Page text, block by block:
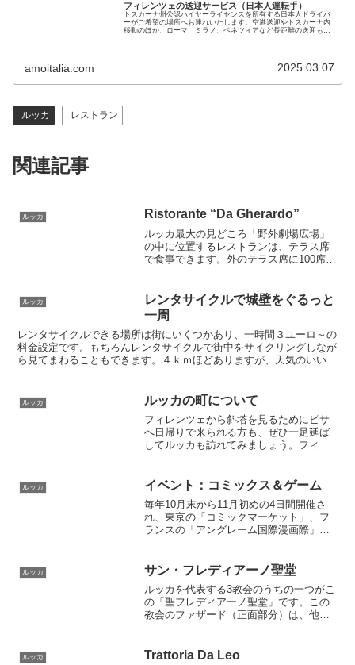
フィレンツェの送迎サービス（日本人運転手）
トスカーナ州公認ハイヤーライセンスを所有する日本人ドライバ
ーがご希望の場所へお連れいたします。空港送迎やトスカーナ内
移動のほか、ローマ、ミラノ、ベネツィアなど長距離の送迎も可
amoitalia.com 2025.03.07
ルッカ レストラン
関連記事
ルッカ Ristorante “Da Gherardo”
ルッカ最大の見どころ「野外劇場広場」
の中に位置するレストランは、テラス席
で食事できます。外のテラス席に100席、
利。さらに、このレストランはバールと
しても営業しているため、いつでも食事
が楽しめます。時間を気にせずに入店で
きるのがいざというときに使えます。
ルッカ
レンタサイクルで城壁をぐるっと
一周
レンタサイクルできる場所は街にいくつかあり、一時間３ユーロ～の
料金設定です。もちろんレンタサイクルで街中をサイクリングしなが
ら見てまわることもできます。４ｋｍほどありますが、天気のいい日
ルッカ ルッカの町について
フィレンツェから斜塔を見るためにピサ
へ日帰りで来られる方も、ぜひ一足延ば
してルッカも訪れてみましょう。フィレ
癒してくれます
ルッカ イベント：コミックス＆ゲーム
毎年10月末から11月初めの4日間開催さ
れ、東京の「コミックマーケット」、フ
ランスの「アングレーム国際漫画際」に
重ねるごとに規模を増しています。今で
はイタリア国内だけでなく国外からも多
くの人が訪れ、開催期間中はルッカの街
が大きく賑わいます。
ルッカ サン・フレディアーノ聖堂
ルッカを代表する3教会のうちの一つがこ
の「聖フレディアーノ聖堂」です。この
教会のファザード（正面部分）は、他の
が飾られています。
ルッカ Trattoria Da Leo